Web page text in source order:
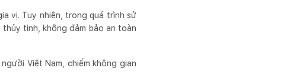
vị. Tuy nhiên, trong quá trình sử
tinh, không đảm bảo an toàn
Việt Nam, chiếm không gian